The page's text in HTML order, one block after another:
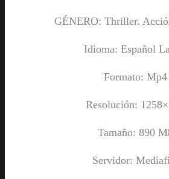
GÉNERO: Thriller.
Idioma: Español
Formato: Mp4
Resolución:
Tamaño: 890
Servidor: